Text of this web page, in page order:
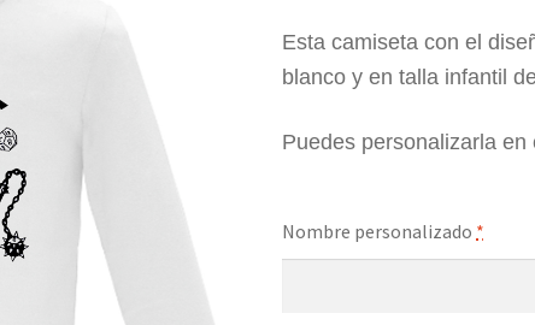
Esta camiseta con el
blanco y en talla infantil
Puedes personalizarla en
Nombre personalizado *